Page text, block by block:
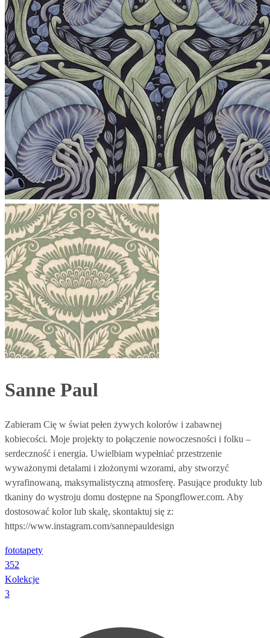
Sanne Paul
Zabieram Cię w świat pełen żywych kolorów i zabawnej
kobiecości. Moje projekty to połączenie nowoczesności i folku –
serdeczność i energia. Uwielbiam wypełniać przestrzenie
wyważonymi detalami i złożonymi wzorami, aby stworzyć
wyrafinowaną, maksymalistyczną atmosferę. Pasujące produkty lub
tkaniny do wystroju domu dostępne na Spongflower.com. Aby
dostosować kolor lub skalę, skontaktuj się z:
https://www.instagram.com/sannepauldesign
fototapety
352
Kolekcje
3